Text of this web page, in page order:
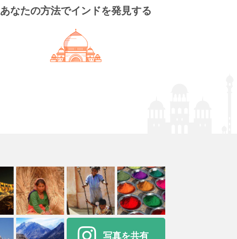
あなたの方法でインドを発見する
写真を共有